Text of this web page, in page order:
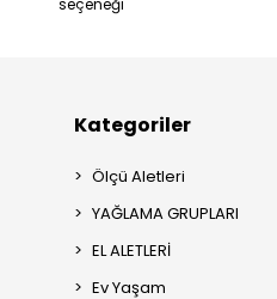
seçeneği
Kategoriler
Ölçü Aletleri
YAĞLAMA GRUPLARI
EL ALETLERİ
Ev Yaşam